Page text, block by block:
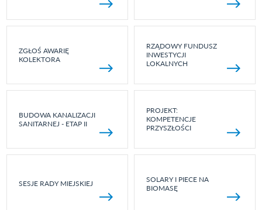
ZGŁOŚ AWARIĘ
KOLEKTORA
RZĄDOWY FUNDUSZ
INWESTYCJI
LOKALNYCH
BUDOWA KANALIZACJI
SANITARNEJ - ETAP II
PROJEKT:
KOMPETENCJE
PRZYSZŁOŚCI
SESJE RADY MIEJSKIEJ
SOLARY I PIECE NA
BIOMASĘ